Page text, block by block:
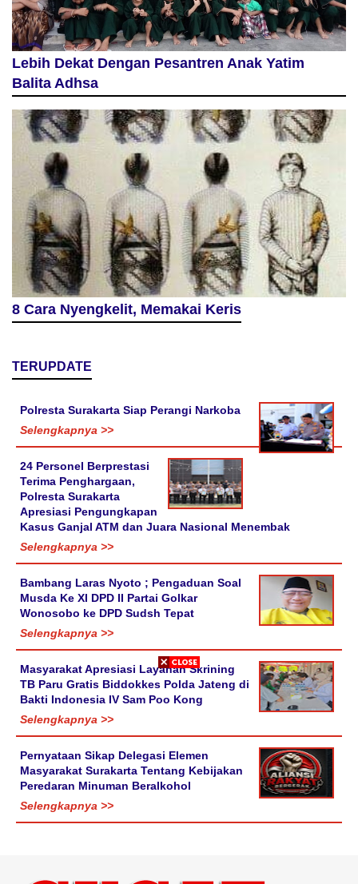
Lebih Dekat Dengan Pesantren Anak Yatim
Balita Adhsa
8 Cara Nyengkelit, Memakai Keris
TERUPDATE
Polresta Surakarta Siap Perangi Narkoba
Selengkapnya >>
24 Personel Berprestasi
Terima Penghargaan,
Polresta Surakarta
Apresiasi Pengungkapan
Kasus Ganjal ATM dan Juara Nasional Menembak
Selengkapnya >>
Bambang Laras Nyoto ; Pengaduan Soal
Musda Ke XI DPD II Partai Golkar
Wonosobo ke DPD Sudsh Tepat
Selengkapnya >>
Masyarakat Apresiasi Layanan Skrining
TB Paru Gratis Biddokkes Polda Jateng di
Bakti Indonesia IV Sam Poo Kong
Selengkapnya >>
Pernyataan Sikap Delegasi Elemen
Masyarakat Surakarta Tentang Kebijakan
Peredaran Minuman Beralkohol
Selengkapnya >>